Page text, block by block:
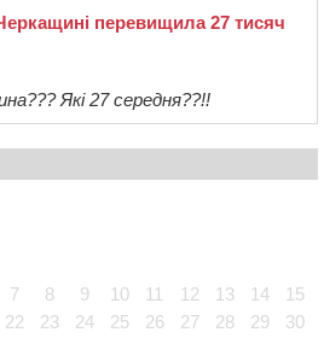
перевищила 27 тисяч
Які 27 середня??!!
7 8 9 10 11 12 13 14
15
22 23 24 25 26 27 28 29
30